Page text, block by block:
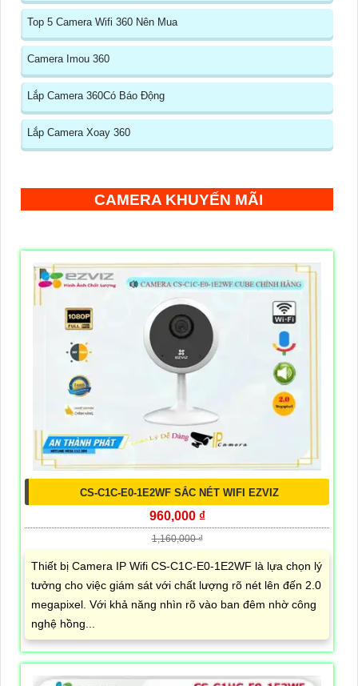
Top 5 Camera Wifi 360 Nên Mua
Camera Imou 360
Lắp Camera 360Có Báo Động
Lắp Camera Xoay 360
CAMERA KHUYẾN MÃI
CS-C1C-E0-1E2WF SẮC NÉT WIFI EZVIZ
960,000 ₫
1,160,000 ₫
Thiết bị Camera IP Wifi CS-C1C-E0-1E2WF là lựa chọn lý
tưởng cho việc giám sát với chất lượng rõ nét lên đến 2.0
megapixel. Với khả năng nhìn rõ vào ban đêm nhờ công
nghệ hồng...